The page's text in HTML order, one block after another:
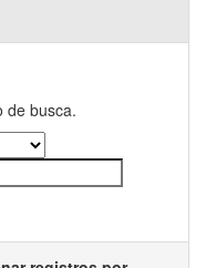
de busca.